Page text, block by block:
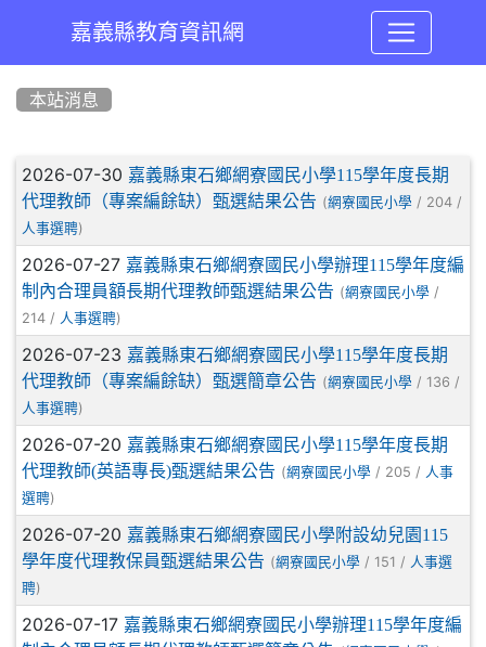
嘉義縣教育資訊網
本站消息
文章列表
2026-07-30 嘉義縣東石鄉網寮國民小學115學年度長期
代理教師（專案編餘缺）甄選結果公告 (網寮國民小學 / 204 /
人事選聘)
2026-07-27 嘉義縣東石鄉網寮國民小學辦理115學年度編
制內合理員額長期代理教師甄選結果公告 (網寮國民小學 /
214 / 人事選聘)
2026-07-23 嘉義縣東石鄉網寮國民小學115學年度長期
代理教師（專案編餘缺）甄選簡章公告 (網寮國民小學 / 136 /
人事選聘)
2026-07-20 嘉義縣東石鄉網寮國民小學115學年度長期
代理教師(英語專長)甄選結果公告 (網寮國民小學 / 205 / 人事
選聘)
2026-07-20 嘉義縣東石鄉網寮國民小學附設幼兒園115
學年度代理教保員甄選結果公告 (網寮國民小學 / 151 / 人事選
聘)
2026-07-17 嘉義縣東石鄉網寮國民小學辦理115學年度編